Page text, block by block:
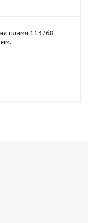
пламя 113768
мм.